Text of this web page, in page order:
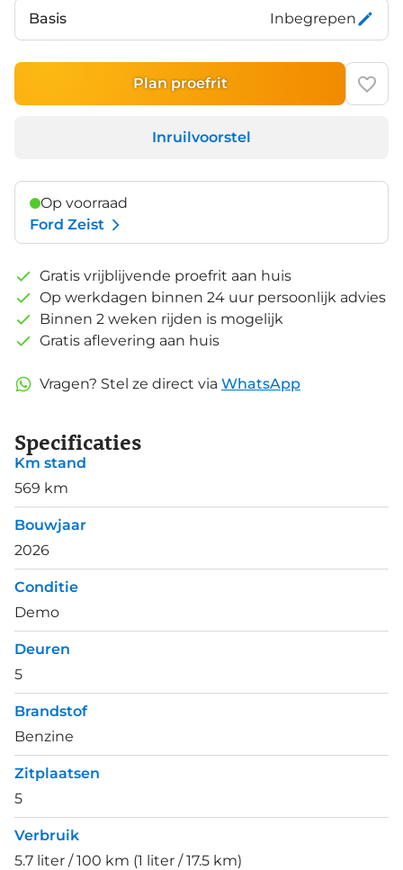
Basis Inbegrepen
Plan proefrit
Inruilvoorstel
Op voorraad
Ford Zeist
Gratis vrijblijvende proefrit aan huis
Op werkdagen binnen 24 uur persoonlijk advies
Binnen 2 weken rijden is mogelijk
Gratis aflevering aan huis
Vragen? Stel ze direct via WhatsApp
Specificaties
Km stand
569 km
Bouwjaar
2026
Conditie
Demo
Deuren
5
Brandstof
Benzine
Zitplaatsen
5
Verbruik
5.7 liter / 100 km (1 liter / 17.5 km)